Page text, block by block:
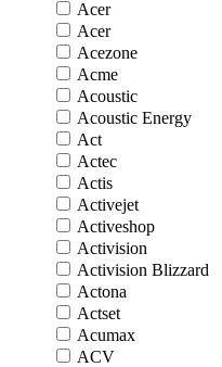
Acer
Acer
Acezone
Acme
Acoustic
Acoustic Energy
Act
Actec
Actis
Activejet
Activeshop
Activision
Activision Blizzard
Actona
Actset
Acumax
ACV